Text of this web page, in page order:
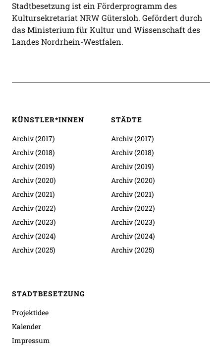
Stadtbesetzung ist ein Förderprogramm des
Kultursekretariat NRW Gütersloh. Gefördert durch
das Ministerium für Kultur und Wissenschaft des
Landes Nordrhein-Westfalen.
KÜNSTLER*INNEN
Archiv (2017)
Archiv (2018)
Archiv (2019)
Archiv (2020)
Archiv (2021)
Archiv (2022)
Archiv (2023)
Archiv (2024)
Archiv (2025)
STÄDTE
Archiv (2017)
Archiv (2018)
Archiv (2019)
Archiv (2020)
Archiv (2021)
Archiv (2022)
Archiv (2023)
Archiv (2024)
Archiv (2025)
STADTBESETZUNG
Projektidee
Kalender
Impressum